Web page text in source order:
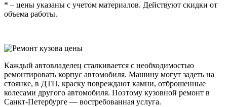
* – цены указаны с учетом материалов. Действуют скидки от
объема работы.
Каждый автовладелец сталкивается с необходимостью
ремонтировать корпус автомобиля. Машину могут задеть на
стоянке, в ДТП, краску повреждают камни, отброшенные
колесами другого автомобиля. Поэтому кузовной ремонт в
Санкт-Петербурге — востребованная услуга.